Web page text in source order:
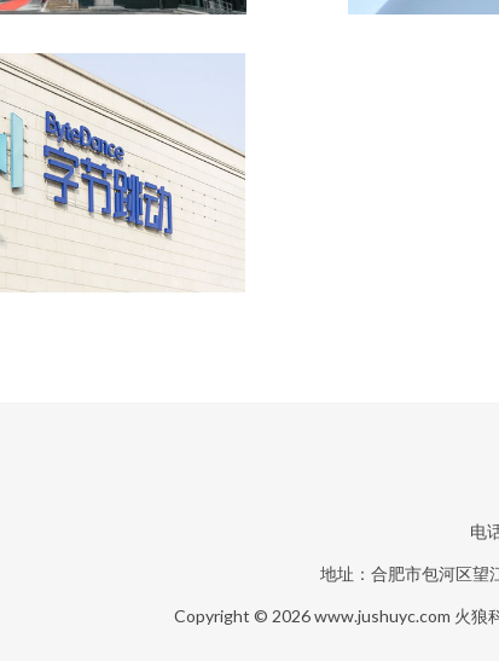
电
地址：合肥市包河区望
Copyright © 2026www.jushuyc.com 火狼